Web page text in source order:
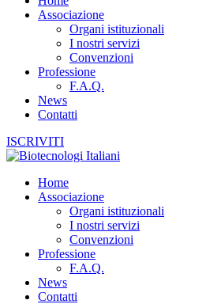
Associazione
Organi istituzionali
I nostri servizi
Convenzioni
Professione
F.A.Q.
News
Contatti
ISCRIVITI
Home
Associazione
Organi istituzionali
I nostri servizi
Convenzioni
Professione
F.A.Q.
News
Contatti